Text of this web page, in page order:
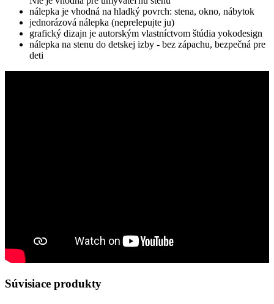
nálepka je vhodná na hladký povrch: stena, okno, nábytok
jednorázová nálepka (neprelepujte ju)
grafický dizajn je autorským vlastníctvom štúdia yokodesign
nálepka na stenu do detskej izby - bez zápachu, bezpečná pre
deti
Súvisiace produkty